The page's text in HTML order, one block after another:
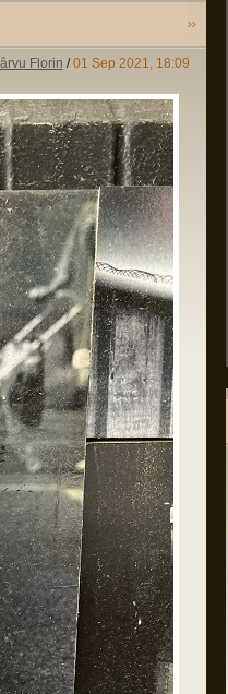
Florin /01 Sep 2021, 18:09